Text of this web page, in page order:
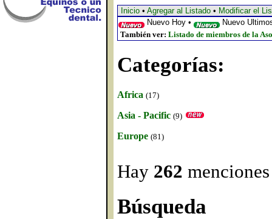
Inicio • Agregar al Listado • Modificar el
Nuevo Hoy •
Nuevo
También ver: Listado de miembros de la
Categorías:
Africa (17)
Asia - Pacific (9)
Europe (81)
Hay 262
Búsqueda